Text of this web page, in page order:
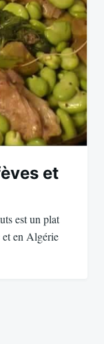
et
est un plat
et en Algérie